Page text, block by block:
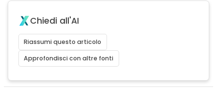
Chiedi all'AI
Riassumi questo articolo
Approfondisci con altre fonti